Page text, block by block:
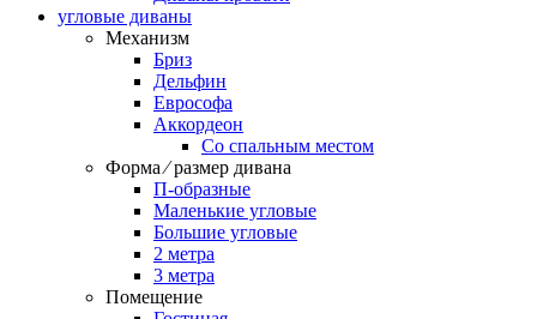
угловые диваны
Механизм
Бриз
Дельфин
Еврософа
Аккордеон
Со спальным местом
Форма ⁄ размер дивана
П-образные
Маленькие угловые
Большие угловые
2 метра
3 метра
Помещение